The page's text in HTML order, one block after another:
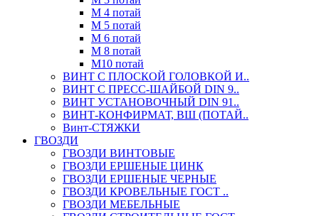
М 4 потай
М 5 потай
М 6 потай
М 8 потай
М10 потай
ВИНТ С ПЛОСКОЙ ГОЛОВКОЙ И..
ВИНТ С ПРЕСС-ШАЙБОЙ DIN 9..
ВИНТ УСТАНОВОЧНЫЙ DIN 91..
ВИНТ-КОНФИРМАТ, ВШ (ПОТАЙ..
Винт-СТЯЖКИ
ГВОЗДИ
ГВОЗДИ ВИНТОВЫЕ
ГВОЗДИ ЕРШЕНЫЕ ЦИНК
ГВОЗДИ ЕРШЕНЫЕ ЧЕРНЫЕ
ГВОЗДИ КРОВЕЛЬНЫЕ ГОСТ ..
ГВОЗДИ МЕБЕЛЬНЫЕ